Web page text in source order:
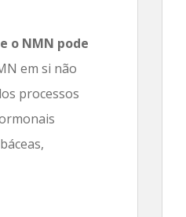
o NMN pode
em si não
processos